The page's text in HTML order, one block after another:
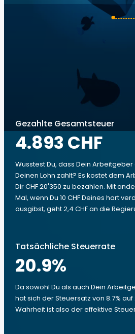
Gezahlte Gesamtsteuer
4.893 CHF
Wusstest Du, dass Dein
Deinen Lohn zahlt? Es kostet dem
Dir CHF 20'350 zu bezahlen. Mit
Mal, wenn Du 10 CHF Deines hart
ausgibst, geht 2,4 CHF an die
Tatsächliche Steuerrate
20.9%
Da sowohl Du als auch Dein
hat sich der Steuersatz von 8.7% auf
Wahrheit ist also der effektive